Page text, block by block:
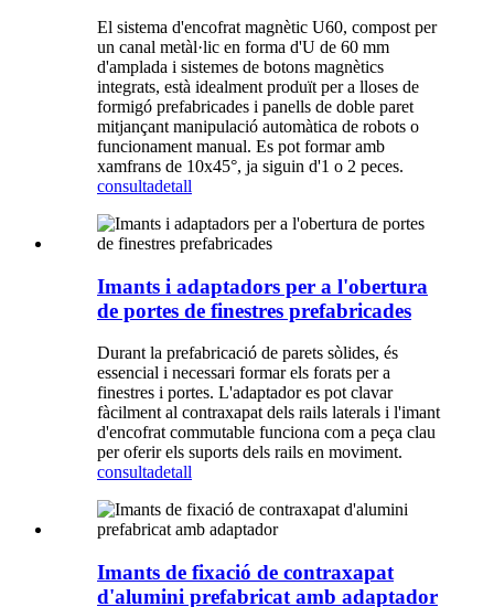
El sistema d'encofrat magnètic U60, compost per
un canal metàl·lic en forma d'U de 60 mm
d'amplada i sistemes de botons magnètics
integrats, està idealment produït per a lloses de
formigó prefabricades i panells de doble paret
mitjançant manipulació automàtica de robots o
funcionament manual. Es pot formar amb
xamfrans de 10x45°, ja siguin d'1 o 2 peces.
consultadetall
Imants i adaptadors per a l'obertura
de portes de finestres prefabricades
Durant la prefabricació de parets sòlides, és
essencial i necessari formar els forats per a
finestres i portes. L'adaptador es pot clavar
fàcilment al contraxapat dels rails laterals i l'imant
d'encofrat commutable funciona com a peça clau
per oferir els suports dels rails en moviment.
consultadetall
Imants de fixació de contraxapat
d'alumini prefabricat amb adaptador